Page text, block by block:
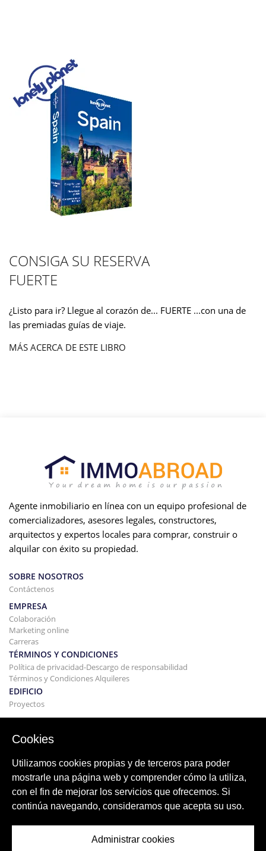
CONSIGA SU RESERVA
FUERTE
¿Listo para ir? Llegue al corazón de... FUERTE ...con una de
las premiadas guías de viaje.
MÁS ACERCA DE ESTE LIBRO
Agente inmobiliario en línea con un equipo profesional de
comercializadores, asesores legales, constructores,
arquitectos y expertos locales para comprar, construir o
alquilar con éxito su propiedad.
SOBRE NOSOTROS
Contáctenos
EMPRESA
Colaboración
Marketing online
Carreras
TÉRMINOS Y CONDICIONES
Política de privacidad-Descargo de responsabilidad
Términos y Condiciones Alquileres
EDIFICIO
Proyectos
COMPRAR Y VENDER
Comprando tu casa
Vender
Hipoteca
Servicio de búsqueda
Blog
Regiones de todo el mundo
Cookies
Utilizamos cookies propias y de terceros para poder
mostrarle una página web y comprender cómo la utiliza,
con el fin de mejorar los servicios que ofrecemos. Si
continúa navegando, consideramos que acepta su uso.
Administrar cookies